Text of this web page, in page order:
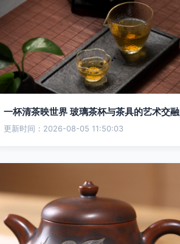
一杯清茶映世界 玻璃茶杯与茶具的艺术交融
更新时间：2026-08-05 11:50:03